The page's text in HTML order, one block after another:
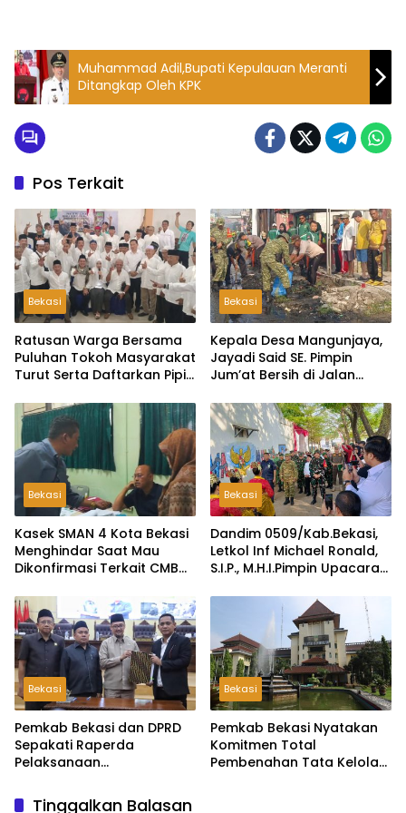
Muhammad Adil,Bupati Kepulauan Meranti
Ditangkap Oleh KPK
Pos Terkait
Bekasi
Ratusan Warga Bersama
Puluhan Tokoh Masyarakat
Turut Serta Daftarkan Pipit
Kepala Desa Lambangsari
Bekasi
Kepala Desa Mangunjaya,
Jayadi Said SE. Pimpin
Jum’at Bersih di Jalan
Bekasi
Kasek SMAN 4 Kota Bekasi
Menghindar Saat Mau
Dikonfirmasi Terkait CMB
Bekasi
Dandim 0509/Kab.Bekasi,
Letkol Inf Michael Ronald,
S.I.P., M.H.I.Pimpin Upacara
di Desa Wibawamulya
Bekasi
Pemkab Bekasi dan DPRD
Sepakati Raperda
Pelaksanaan
APBD 2025, Perkuat
Bekasi
Pemkab Bekasi Nyatakan
Komitmen Total
Pembenahan Tata Kelola
Tinggalkan Balasan